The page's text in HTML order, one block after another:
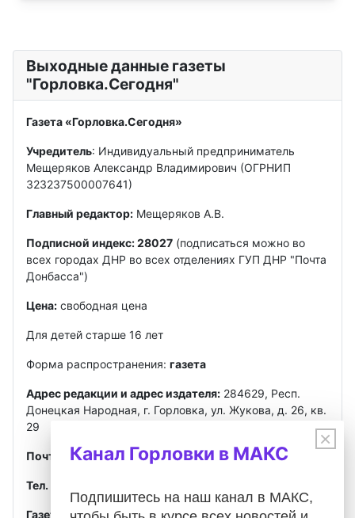
Выходные данные газеты
"Горловка.Сегодня"
Газета «Горловка.Сегодня»
Учредитель: Индивидуальный предприниматель
Мещеряков Александр Владимирович (ОГРНИП
323237500007641)
Главный редактор: Мещеряков А.В.
Подписной индекс: 28027 (подписаться можно во
всех городах ДНР во всех отделениях ГУП ДНР "Почта
Донбасса")
Цена: свободная цена
Для детей старше 16 лет
Форма распространения: газета
Адрес редакции и адрес издателя: 284629, Респ.
Донецкая Народная, г. Горловка, ул. Жукова, д. 26, кв.
29
Почта gorlovkasegodnya@ya.ru
Тел. ред.:
Газета зарегистрированаФедеральной службой по
×
Канал Горловки в МАКС
Подпишитесь на наш канал в МАКС,